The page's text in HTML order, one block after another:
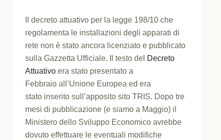
Il decreto attuativo per la legge 198/10 che
regolamenta le installazioni degli apparati di
rete non è stato ancora licenziato e pubblicato
sulla Gazzetta Ufficiale. Il testo del Decreto
Attuativo era stato presentato a
Febbraio all’Unione Europea ed era
stato inserito sull’apposito sito TRIS. Dopo tre
mesi di pubblicazione (e siamo a Maggio) il
Ministero dello Sviluppo Economico avrebbe
dovuto effettuare le eventuali modifiche